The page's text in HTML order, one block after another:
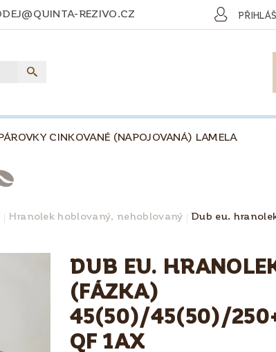
REZIVO.CZ
CINKOVANÉ (NAPOJOVANÁ) LAMELA
Hranolek hoblovaný, nehoblovaný
Dub eu.
DUB EU.
(FÁZKA)
45(50)/45(50)/250+ A/
QF 1AX